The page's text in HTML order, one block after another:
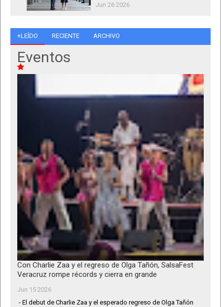
Jun 26 2026
+LEÍDO RECIENTE ARCHIVO
Eventos
Con Charlie Zaa y el regreso de Olga Tañón, SalsaFest
Veracruz rompe récords y cierra en grande
Jun 15 2026
- El debut de Charlie Zaa y el esperado regreso de Olga Tañón